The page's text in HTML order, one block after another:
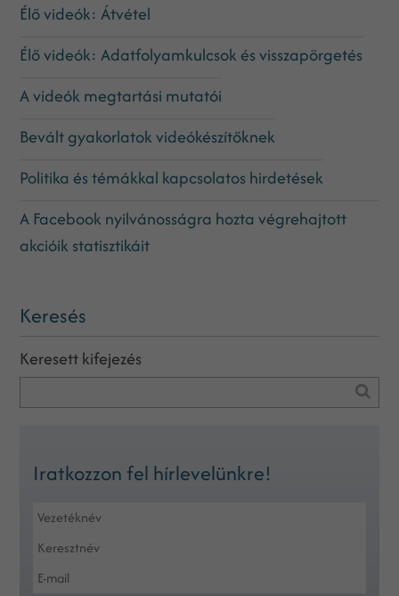
Élő videók: Átvétel
Élő videók: Adatfolyamkulcsok és visszapörgetés
A videók megtartási mutatói
Bevált gyakorlatok videókészítőknek
Politika és témákkal kapcsolatos hirdetések
A Facebook nyilvánosságra hozta végrehajtott
akcióik statisztikáit
Keresés
Keresett kifejezés
Iratkozzon fel hírlevelünkre!